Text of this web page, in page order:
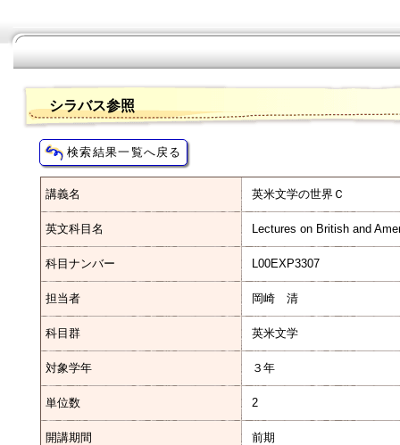
シラバス参照
講義名 英米文学の世界Ｃ
英文科目名 Lectures on British and
科目ナンバー L00EXP3307
担当者 岡崎 清
科目群 英米文学
対象学年 ３年
単位数 2
開講期間 前期